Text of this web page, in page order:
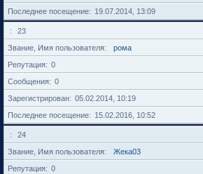
Последнее посещение
19.07.2014, 13:09
23
Звание, Имя пользователя
рома
Репутация
0
Сообщения
0
Зарегистрирован
05.02.2014, 10:19
Последнее посещение
15.02.2016, 10:52
24
Звание, Имя пользователя
Жека03
Репутация
0